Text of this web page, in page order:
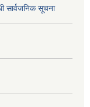
सार्वजनिक सूचना